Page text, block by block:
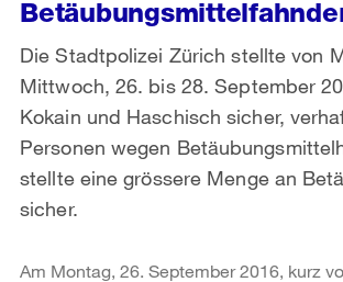
Die Stadtpolizei Zürich stellte von
Mittwoch, 26. bis 28. September
Kokain und Haschisch sicher,
Personen wegen
stellte eine grössere Menge an
sicher.
Am Montag, 26. September 2016, kurz